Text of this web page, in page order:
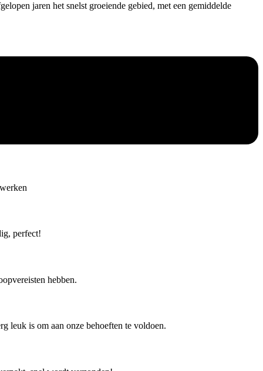
jaren het snelst groeiende gebied, met een gemiddelde
perfect!
hebben.
leuk is om aan onze behoeften te voldoen.